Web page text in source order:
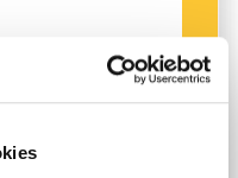
och är erkänt
och Turkiet. I